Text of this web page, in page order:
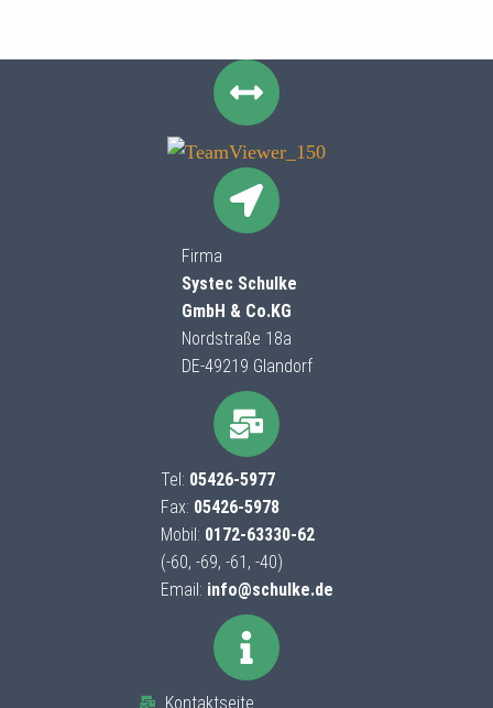
Firma
Systec Schulke
GmbH & Co.KG
Nordstraße 18a
DE-49219 Glandorf
Tel: 05426-5977
Fax: 05426-5978
Mobil: 0172-63330-62
(-60, -69, -61, -40)
Email: info@schulke.de
Kontaktseite